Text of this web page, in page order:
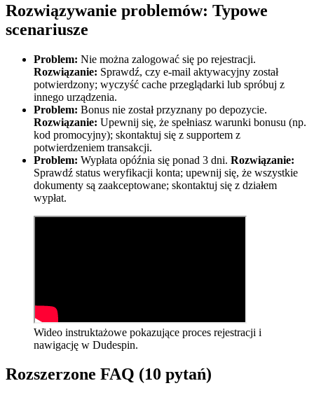
Rozwiązywanie problemów: Typowe
scenariusze
Problem: Nie można zalogować się po rejestracji.
Rozwiązanie: Sprawdź, czy e-mail aktywacyjny został
potwierdzony; wyczyść cache przeglądarki lub spróbuj z
innego urządzenia.
Problem: Bonus nie został przyznany po depozycie.
Rozwiązanie: Upewnij się, że spełniasz warunki bonusu (np.
kod promocyjny); skontaktuj się z supportem z
potwierdzeniem transakcji.
Problem: Wypłata opóźnia się ponad 3 dni. Rozwiązanie:
Sprawdź status weryfikacji konta; upewnij się, że wszystkie
dokumenty są zaakceptowane; skontaktuj się z działem
wypłat.
Wideo instruktażowe pokazujące proces rejestracji i
nawigację w Dudespin.
Rozszerzone FAQ (10 pytań)